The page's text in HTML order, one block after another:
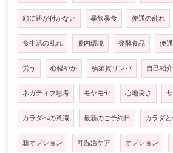
顔に跡が付かない 暴飲暴食 便通の乱れ
食生活の乱れ 腸内環境 発酵食品 便通
労う 心軽やか 横須賀リンパ 自己紹介
ネガティブ思考 モヤモヤ 心地良さ
カラダへの意識 最新のご予約日 カラダ
新オプション 耳温活ケア オプション